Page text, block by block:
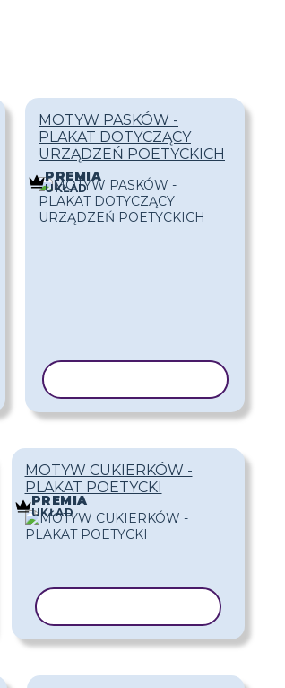
MOTYW PASKÓW -
PLAKAT DOTYCZĄCY
URZĄDZEŃ POETYCKICH
PREMIA
UKŁAD
MOTYW CUKIERKÓW -
PLAKAT POETYCKI
PREMIA
UKŁAD